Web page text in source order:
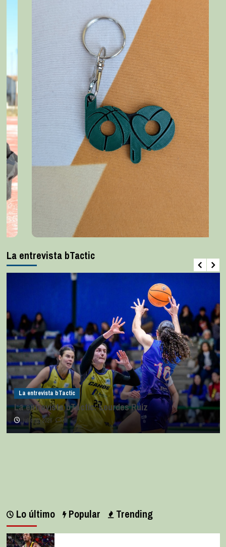
La entrevista bTactic
La entrevista bTactic
La entrevista bTactic: Lourdes Ruiz
julio 11, 2026 0
Lo último Popular Trending